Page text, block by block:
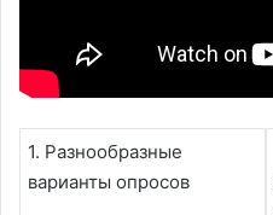
1. Разнообразные
варианты опросов